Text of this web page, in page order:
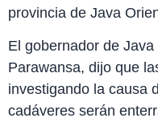
provincia de Java
El gobernador de
Parawansa, dijo que
investigando la causa
cadáveres serán